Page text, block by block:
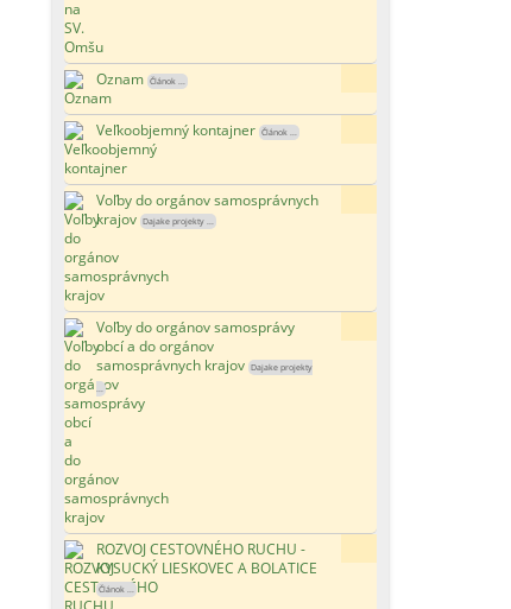
Oznam Článok ...
Veľkoobjemný kontajner Článok ...
Voľby do orgánov samosprávnych
krajov Dajake projekty ...
Voľby do orgánov samosprávy
obcí a do orgánov
samosprávnych krajov Dajake projekty
ROZVOJ CESTOVNÉHO RUCHU -
KYSUCKÝ LIESKOVEC A BOLATICE
Článok ...